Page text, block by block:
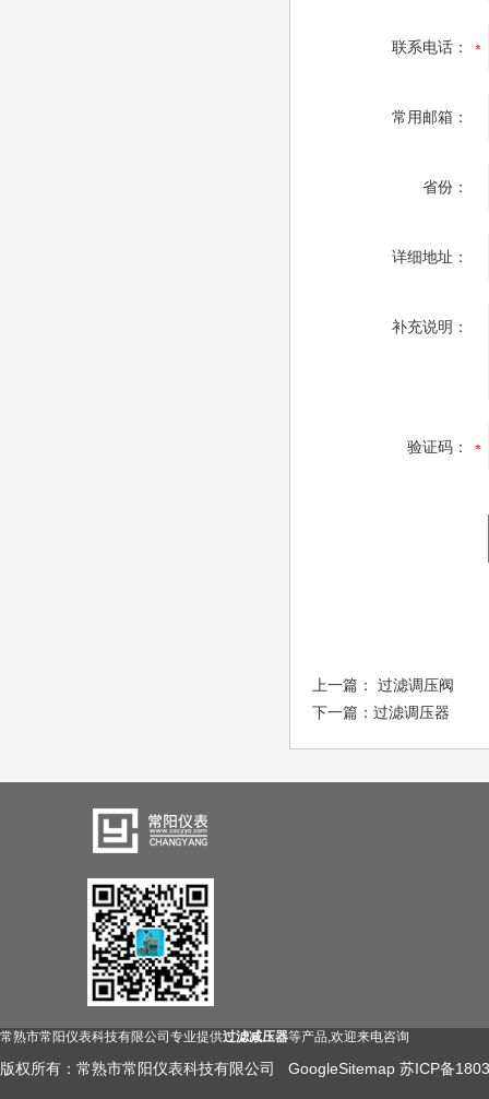
联系电话：
常用邮箱：
省份：
详细地址：
补充说明：
验证码：
上一篇： 过滤调压阀
下一篇： 过滤调压器
常熟市常阳仪表科技有限公司专业提供过滤减压器等产品,欢迎来电咨询
版权所有：常熟市常阳仪表科技有限公司 GoogleSitemap 苏ICP备